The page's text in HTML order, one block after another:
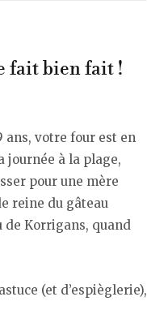
fait bien fait !
ans, votre four est en
journée à la plage,
pour une mère
reine du gâteau
de Korrigans, quand
(et d’espièglerie),